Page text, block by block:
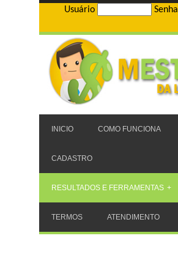
Usuário Senha
INICIO COMO FUNCIONA
CADASTRO
RESULTADOS E FERRAMENTAS
TERMOS ATENDIMENTO